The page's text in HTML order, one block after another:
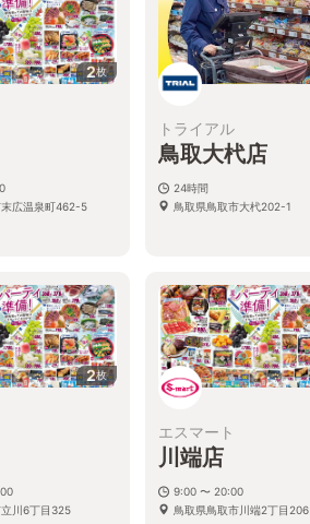
2枚
末広温泉町462-5
トライアル
鳥取大杙店
24時間
鳥取県鳥取市大杙202-1
2枚
川6丁目325
エスマート
川端店
9:00 〜 20:00
鳥取県鳥取市川端2丁目206